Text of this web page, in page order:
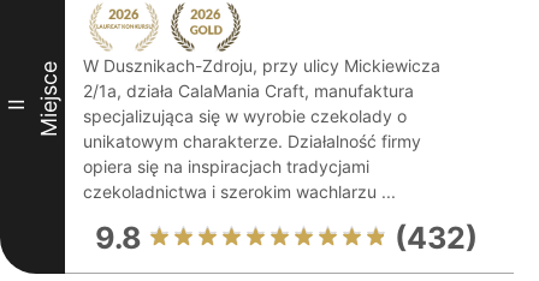
II Miejsce
W Dusznikach-Zdroju, przy ulicy Mickiewicza
2/1a, działa CalaMania Craft, manufaktura
specjalizująca się w wyrobie czekolady o
unikatowym charakterze. Działalność firmy
opiera się na inspiracjach tradycjami
czekoladnictwa i szerokim wachlarzu ...
9.8 (432)